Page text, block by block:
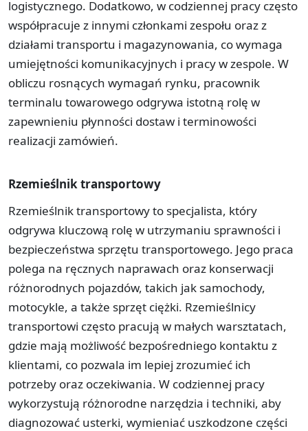
logistycznego. Dodatkowo, w codziennej pracy często
współpracuje z innymi członkami zespołu oraz z
działami transportu i magazynowania, co wymaga
umiejętności komunikacyjnych i pracy w zespole. W
obliczu rosnących wymagań rynku, pracownik
terminalu towarowego odgrywa istotną rolę w
zapewnieniu płynności dostaw i terminowości
realizacji zamówień.
Rzemieślnik transportowy
Rzemieślnik transportowy to specjalista, który
odgrywa kluczową rolę w utrzymaniu sprawności i
bezpieczeństwa sprzętu transportowego. Jego praca
polega na ręcznych naprawach oraz konserwacji
różnorodnych pojazdów, takich jak samochody,
motocykle, a także sprzęt ciężki. Rzemieślnicy
transportowi często pracują w małych warsztatach,
gdzie mają możliwość bezpośredniego kontaktu z
klientami, co pozwala im lepiej zrozumieć ich
potrzeby oraz oczekiwania. W codziennej pracy
wykorzystują różnorodne narzędzia i techniki, aby
diagnozować usterki, wymieniać uszkodzone części